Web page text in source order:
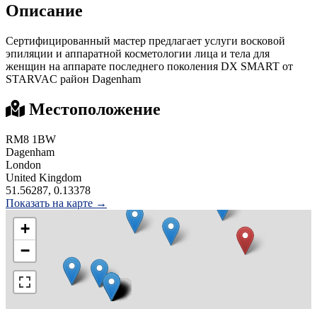
Описание
Сертифицированный мастер предлагает услуги восковой
эпиляции и аппаратной косметологии лица и тела для
женщин на аппарате последнего поколения DX SMART от
STARVAC район Dagenham
Местоположение
RM8 1BW
Dagenham
London
United Kingdom
51.56287, 0.13378
Показать на карте →
+
−